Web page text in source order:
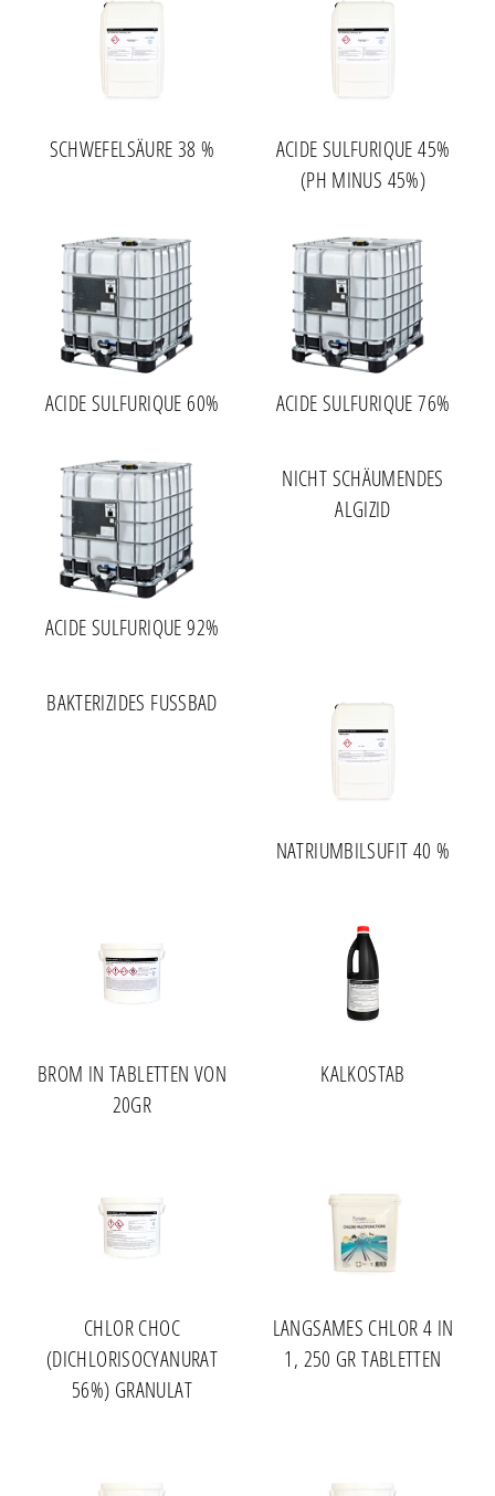
SCHWEFELSÄURE 38 %
ACIDE SULFURIQUE 45%
(PH MINUS 45%)
ACIDE SULFURIQUE 60% ACIDE SULFURIQUE 76%
ACIDE SULFURIQUE 92%
NICHT SCHÄUMENDES
ALGIZID
BAKTERIZIDES FUSSBAD
NATRIUMBILSUFIT 40 %
BROM IN TABLETTEN VON
20GR
KALKOSTAB
CHLOR CHOC
(DICHLORISOCYANURAT
56%) GRANULAT
LANGSAMES CHLOR 4 IN
1, 250 GR TABLETTEN